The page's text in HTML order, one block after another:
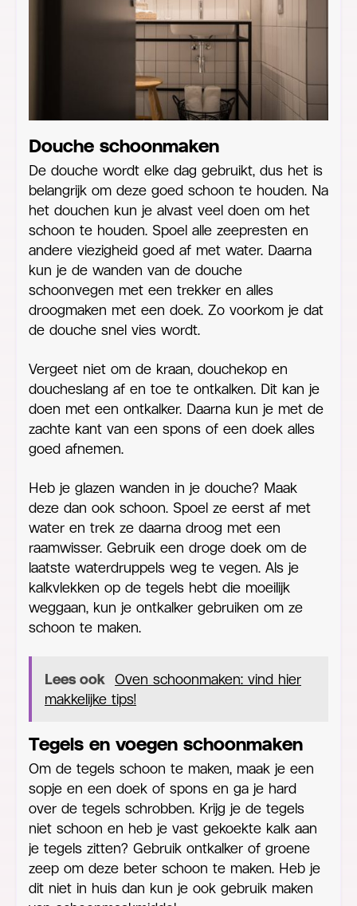
Douche schoonmaken
De douche wordt elke dag gebruikt, dus het is
belangrijk om deze goed schoon te houden. Na
het douchen kun je alvast veel doen om het
schoon te houden. Spoel alle zeepresten en
andere viezigheid goed af met water. Daarna
kun je de wanden van de douche
schoonvegen met een trekker en alles
droogmaken met een doek. Zo voorkom je dat
de douche snel vies wordt.
Vergeet niet om de kraan, douchekop en
doucheslang af en toe te ontkalken. Dit kan je
doen met een ontkalker. Daarna kun je met de
zachte kant van een spons of een doek alles
goed afnemen.
Heb je glazen wanden in je douche? Maak
deze dan ook schoon. Spoel ze eerst af met
water en trek ze daarna droog met een
raamwisser. Gebruik een droge doek om de
laatste waterdruppels weg te vegen. Als je
kalkvlekken op de tegels hebt die moeilijk
weggaan, kun je ontkalker gebruiken om ze
schoon te maken.
Lees ook
Oven schoonmaken: vind hier
makkelijke tips!
Tegels en voegen schoonmaken
Om de tegels schoon te maken, maak je een
sopje en een doek of spons en ga je hard
over de tegels schrobben. Krijg je de tegels
niet schoon en heb je vast gekoekte kalk aan
je tegels zitten? Gebruik ontkalker of groene
zeep om deze beter schoon te maken. Heb je
dit niet in huis dan kun je ook gebruik maken